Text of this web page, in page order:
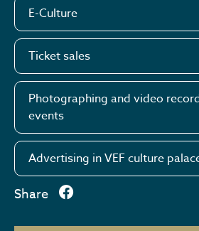
E-Culture
Ticket sales
Photographing and video
events
Advertising in VEF culture
Share